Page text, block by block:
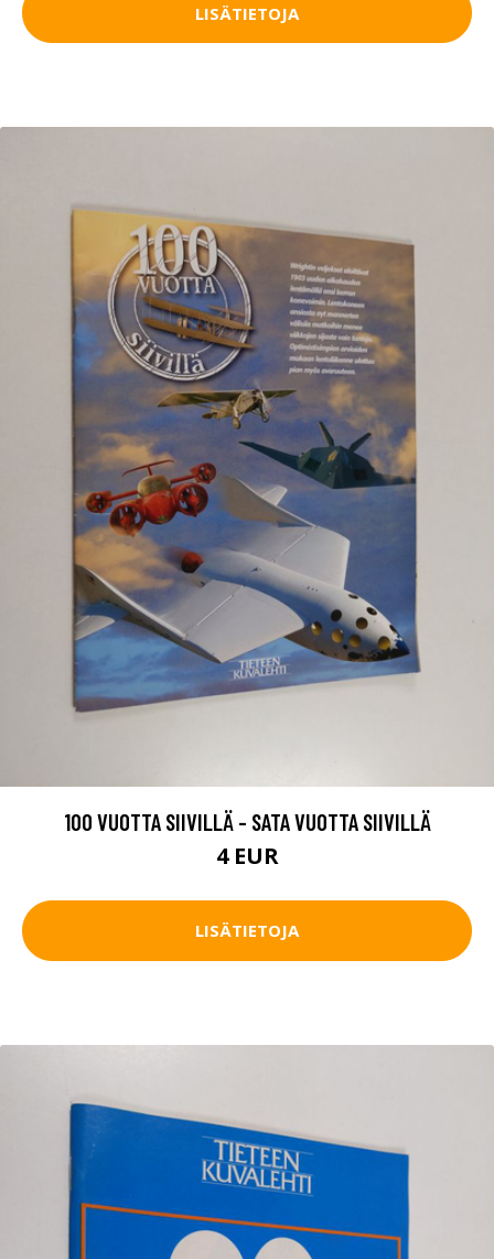
LISÄTIETOJA
100 VUOTTA SIIVILLÄ - SATA VUOTTA SIIVILLÄ
4 EUR
LISÄTIETOJA